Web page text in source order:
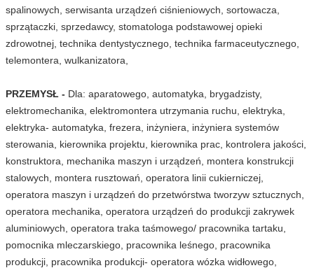
spalinowych, serwisanta urządzeń ciśnieniowych, sortowacza,
sprzątaczki, sprzedawcy, stomatologa podstawowej opieki
zdrowotnej, technika dentystycznego, technika farmaceutycznego,
telemontera, wulkanizatora,
PRZEMYSŁ - Dla: aparatowego, automatyka, brygadzisty,
elektromechanika, elektromontera utrzymania ruchu, elektryka,
elektryka- automatyka, frezera, inżyniera, inżyniera systemów
sterowania, kierownika projektu, kierownika prac, kontrolera jakości,
konstruktora, mechanika maszyn i urządzeń, montera konstrukcji
stalowych, montera rusztowań, operatora linii cukierniczej,
operatora maszyn i urządzeń do przetwórstwa tworzyw sztucznych,
operatora mechanika, operatora urządzeń do produkcji zakrywek
aluminiowych, operatora traka taśmowego/ pracownika tartaku,
pomocnika mleczarskiego, pracownika leśnego, pracownika
produkcji, pracownika produkcji- operatora wózka widłowego,